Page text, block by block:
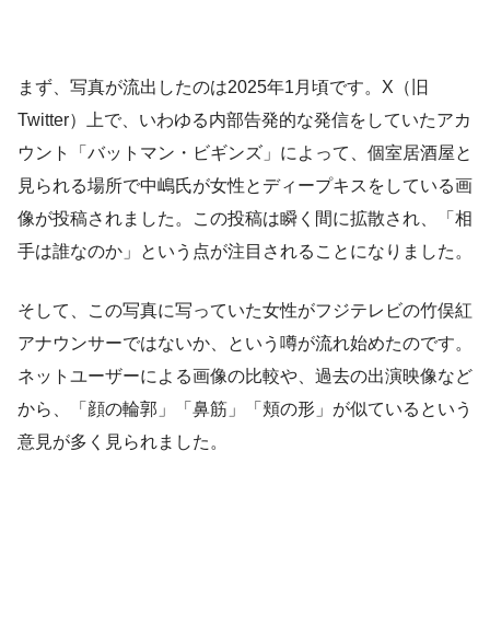
まず、写真が流出したのは2025年1月頃です。X（旧
Twitter）上で、いわゆる内部告発的な発信をしていたアカ
ウント「バットマン・ビギンズ」によって、個室居酒屋と
見られる場所で中嶋氏が女性とディープキスをしている画
像が投稿されました。この投稿は瞬く間に拡散され、「相
手は誰なのか」という点が注目されることになりました。
そして、この写真に写っていた女性がフジテレビの竹俣紅
アナウンサーではないか、という噂が流れ始めたのです。
ネットユーザーによる画像の比較や、過去の出演映像など
から、「顔の輪郭」「鼻筋」「頬の形」が似ているという
意見が多く見られました。